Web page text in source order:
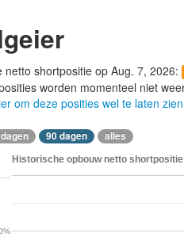
netto shortpositie op Aug. 7, 2026:
worden momenteel niet
om deze posities wel te laten zien
90 dagen alles
Historische opbouw netto